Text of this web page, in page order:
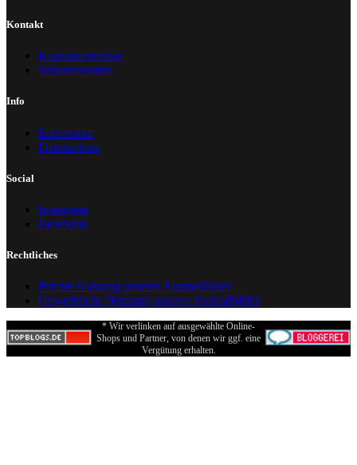
Kontakt
Kontaktformular
Wissenswertes
Info
Impressum
Datenschutz
Social
Instagram
Facebook
Rechtliches
Private Nutzung unserer Ausmalbilder
Gewerbliche Nutzung unserer Ausmalbilder
* Wir verlinken auf ausgewählte Online-
Shops und Partner, von denen wir ggf. eine
Vergütung erhalten.